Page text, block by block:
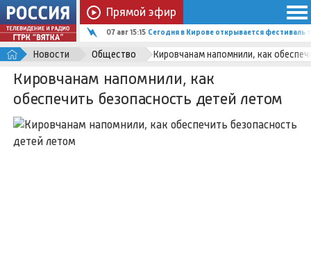
Прямой эфир
07 авг 15:15 Сегодня в Кирове открывается фестиваль
Новости Общество Кировчанам напомнили, как
Кировчанам напомнили, как
обеспечить безопасность детей летом